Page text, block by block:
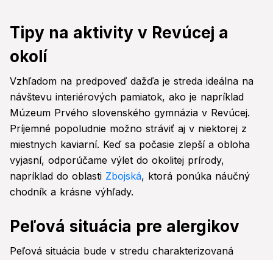
Tipy na aktivity v Revúcej a
okolí
Vzhľadom na predpoveď dažďa je streda ideálna na
návštevu interiérových pamiatok, ako je napríklad
Múzeum Prvého slovenského gymnázia v Revúcej.
Príjemné popoludnie možno stráviť aj v niektorej z
miestnych kaviarní. Keď sa počasie zlepší a obloha
vyjasní, odporúčame výlet do okolitej prírody,
napríklad do oblasti Zbojská, ktorá ponúka náučný
chodník a krásne výhľady.
Peľová situácia pre alergikov
Peľová situácia bude v stredu charakterizovaná